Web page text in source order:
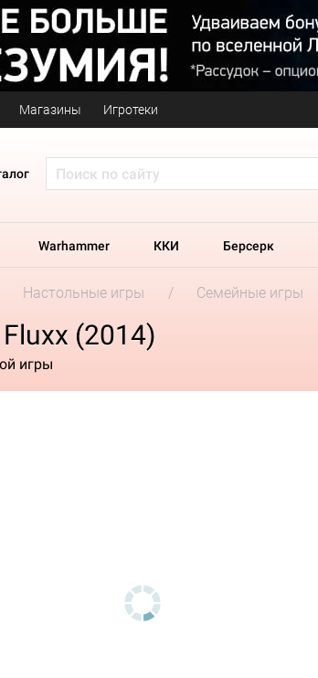
Магазины Игротеки
Warhammer ККИ Берсерк
Настольные игры Семейные игры
(2014)
игры